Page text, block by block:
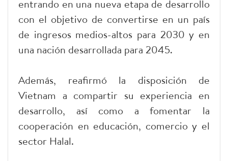
entrando en una nueva etapa de desarrollo
con el objetivo de convertirse en un país
de ingresos medios-altos para 2030 y en
una nación desarrollada para 2045.
Además, reafirmó la disposición de
Vietnam a compartir su experiencia en
desarrollo, así como a fomentar la
cooperación en educación, comercio y el
sector Halal.